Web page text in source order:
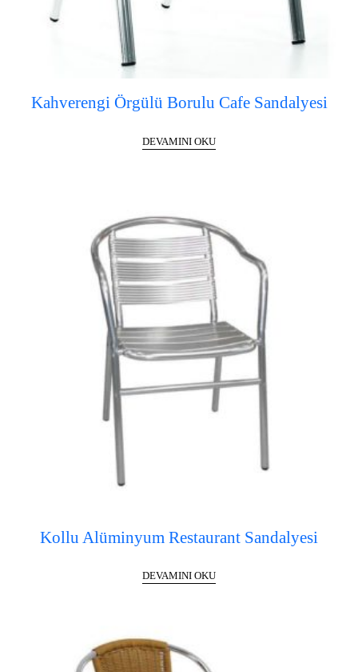
Kahverengi Örgülü Borulu Cafe Sandalyesi
DEVAMINI OKU
Kollu Alüminyum Restaurant Sandalyesi
DEVAMINI OKU